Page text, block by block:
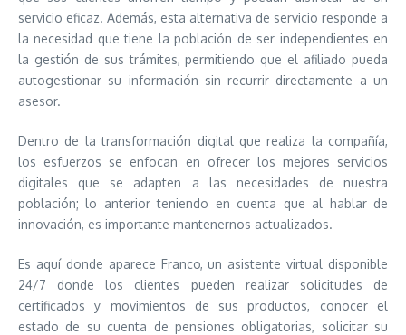
servicio eficaz. Además, esta alternativa de servicio responde a
la necesidad que tiene la población de ser independientes en
la gestión de sus trámites, permitiendo que el afiliado pueda
autogestionar su información sin recurrir directamente a un
asesor.
Dentro de la transformación digital que realiza la compañía,
los esfuerzos se enfocan en ofrecer los mejores servicios
digitales que se adapten a las necesidades de nuestra
población; lo anterior teniendo en cuenta que al hablar de
innovación, es importante mantenernos actualizados.
Es aquí donde aparece Franco, un asistente virtual disponible
24/7 donde los clientes pueden realizar solicitudes de
certificados y movimientos de sus productos, conocer el
estado de su cuenta de pensiones obligatorias, solicitar su